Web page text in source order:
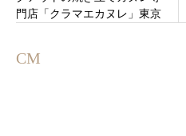
門店「クラマエカヌレ」東京
CM